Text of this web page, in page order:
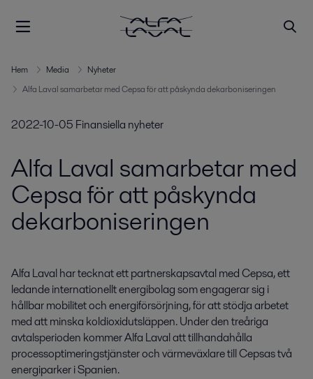
Hem Media
Nyheter
Alfa Laval samarbetar med Cepsa för att påskynda dekarboniseringen
2022-10-05 Finansiella nyheter
Alfa Laval samarbetar med
Cepsa för att påskynda
dekarboniseringen
Alfa Laval har tecknat ett partnerskapsavtal med Cepsa, ett
ledande internationellt energibolag som engagerar sig i
hållbar mobilitet och energiförsörjning, för att stödja arbetet
med att minska koldioxidutsläppen. Under den treåriga
avtalsperioden kommer Alfa Laval att tillhandahålla
processoptimeringstjänster och värmeväxlare till Cepsas två
energiparker i Spanien.